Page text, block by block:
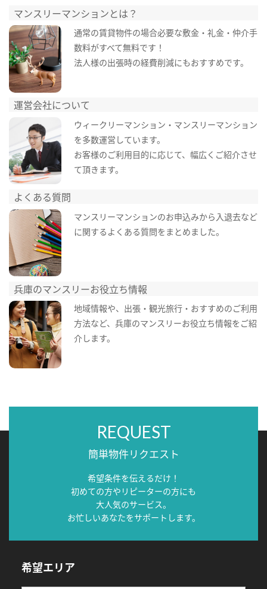
マンスリーマンションとは？
通常の賃貸物件の場合必要な敷金・礼金・仲介手
数料がすべて無料です！
法人様の出張時の経費削減にもおすすめです。
運営会社について
ウィークリーマンション・マンスリーマンション
を多数運営しています。
お客様のご利用目的に応じて、幅広くご紹介させ
て頂きます。
よくある質問
マンスリーマンションのお申込みから入退去など
に関するよくある質問をまとめました。
兵庫のマンスリーお役立ち情報
地域情報や、出張・観光旅行・おすすめのご利用
方法など、兵庫のマンスリーお役立ち情報をご紹
介します。
REQUEST
簡単物件リクエスト
希望条件を伝えるだけ！
初めての方やリピーターの方にも
大人気のサービス。
お忙しいあなたをサポートします。
希望エリア